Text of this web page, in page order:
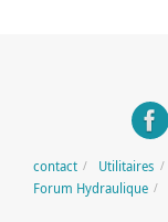
contact Utilitaires
Forum Hydraulique